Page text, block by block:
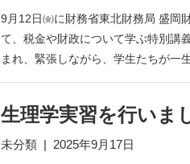
9月12日㈮に財務省東北財務局 盛岡
て、税金や財政について学ぶ特別講
まれ、緊張しながら、学生たちが
生理学実習を行いま
未分類 2025年9月17日